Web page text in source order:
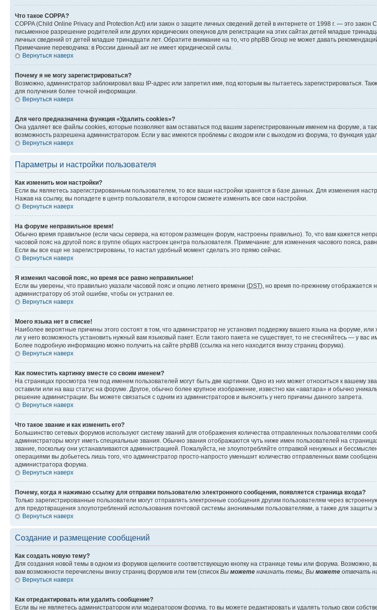
Что такое COPPA?
COPPA (Child Online Privacy and Protection Act) или закон о защите личных сведений детей в интернете от 1998 г. — это
письменное разрешение родителей или других юридических опекунов для регистрации на этих сайтах детей младше
личных сведений от детей младше тринадцати лет. Обратите внимание на то, что phpBB Group не может давать
Примечание переводчика: в России данный акт не имеет юридической силы.
Вернуться наверх
Почему я не могу зарегистрироваться?
Возможно, администратор заблокировал ваш IP-адрес или запретил имя, под которым вы пытаетесь зарегистрироваться.
для получения более точной информации.
Вернуться наверх
Для чего предназначена функция «Удалить cookies»?
Она удаляет все файлы cookies, которые позволяют вам оставаться под вашим зарегистрированным именем на форуме, а
возможность разрешена администратором. Если у вас имеются проблемы с входом или с выходом из форума, то функция
Вернуться наверх
Параметры и настройки пользователя
Как изменить мои настройки?
Если вы являетесь зарегистрированным пользователем, то все ваши настройки хранятся в базе данных. Для изменения
Нажав на ссылку, вы попадете в центр пользователя, в котором сможете изменить все свои настройки.
Вернуться наверх
На форуме неправильное время!
Обычно время правильное (если часы сервера, на котором размещен форум, настроены правильно). То, что вам кажется
часовой пояс на другой пояс в группе общих настроек центра пользователя. Примечание: для изменения часового пояса,
Если вы все еще не зарегистрированы, то настал удобный момент сделать это прямо сейчас.
Вернуться наверх
Я изменил часовой пояс, но время все равно неправильное!
Если вы уверены, что правильно указали часовой пояс и опцию летнего времени (DST), но время по-прежнему отображается
администратору об этой ошибке, чтобы он устранил ее.
Вернуться наверх
Моего языка нет в списке!
Наиболее вероятные причины этого состоят в том, что администратор не установил поддержку вашего языка на форуме,
ли у него возможность установить нужный вам языковый пакет. Если такого пакета не существует, то не стесняйтесь — у
Более подробную информацию можно получить на сайте phpBB (ссылка на него находится внизу страниц форума).
Вернуться наверх
Как поместить картинку вместе со своим именем?
На страницах просмотра тем под именем пользователей могут быть две картинки. Одно из них может относиться к вашему
оставили или на ваш статус на форуме. Другое, обычно более крупное изображение, известно как «аватара» и обычно
решение администрации. Вы можете связаться с одним из администраторов и выяснить у него причины данного запрета.
Вернуться наверх
Что такое звание и как изменить его?
Большинство сетевых форумов используют систему званий для отображения количества отправленных пользователями
администраторы могут иметь специальные звания. Обычно звания отображаются чуть ниже имен пользователей на
звание, поскольку они устанавливаются администрацией. Пожалуйста, не злоупотребляйте отправкой ненужных и
операциями вы добьетесь лишь того, что администратор просто-напросто уменьшит количество отправленных вами
администратора форума.
Вернуться наверх
Почему, когда я нажимаю ссылку для отправки пользователю электронного сообщения, появляется страница входа?
Только зарегистрированные пользователи могут отправлять электронные сообщения другим пользователям через
для предотвращения злоупотреблений использования почтовой системы анонимными пользователями, а также для защиты
Вернуться наверх
Создание и размещение сообщений
Как создать новую тему?
Для создания новой темы в одном из форумов щелкните соответствующую кнопку на странице темы или форума. Возможно,
вам возможности перечислены внизу страниц форумов или тем (список Вы можете начинать темы, Вы можете отвечать
Вернуться наверх
Как отредактировать или удалить сообщение?
Если вы не являетесь администратором или модератором форума, то вы можете редактировать и удалять только свои